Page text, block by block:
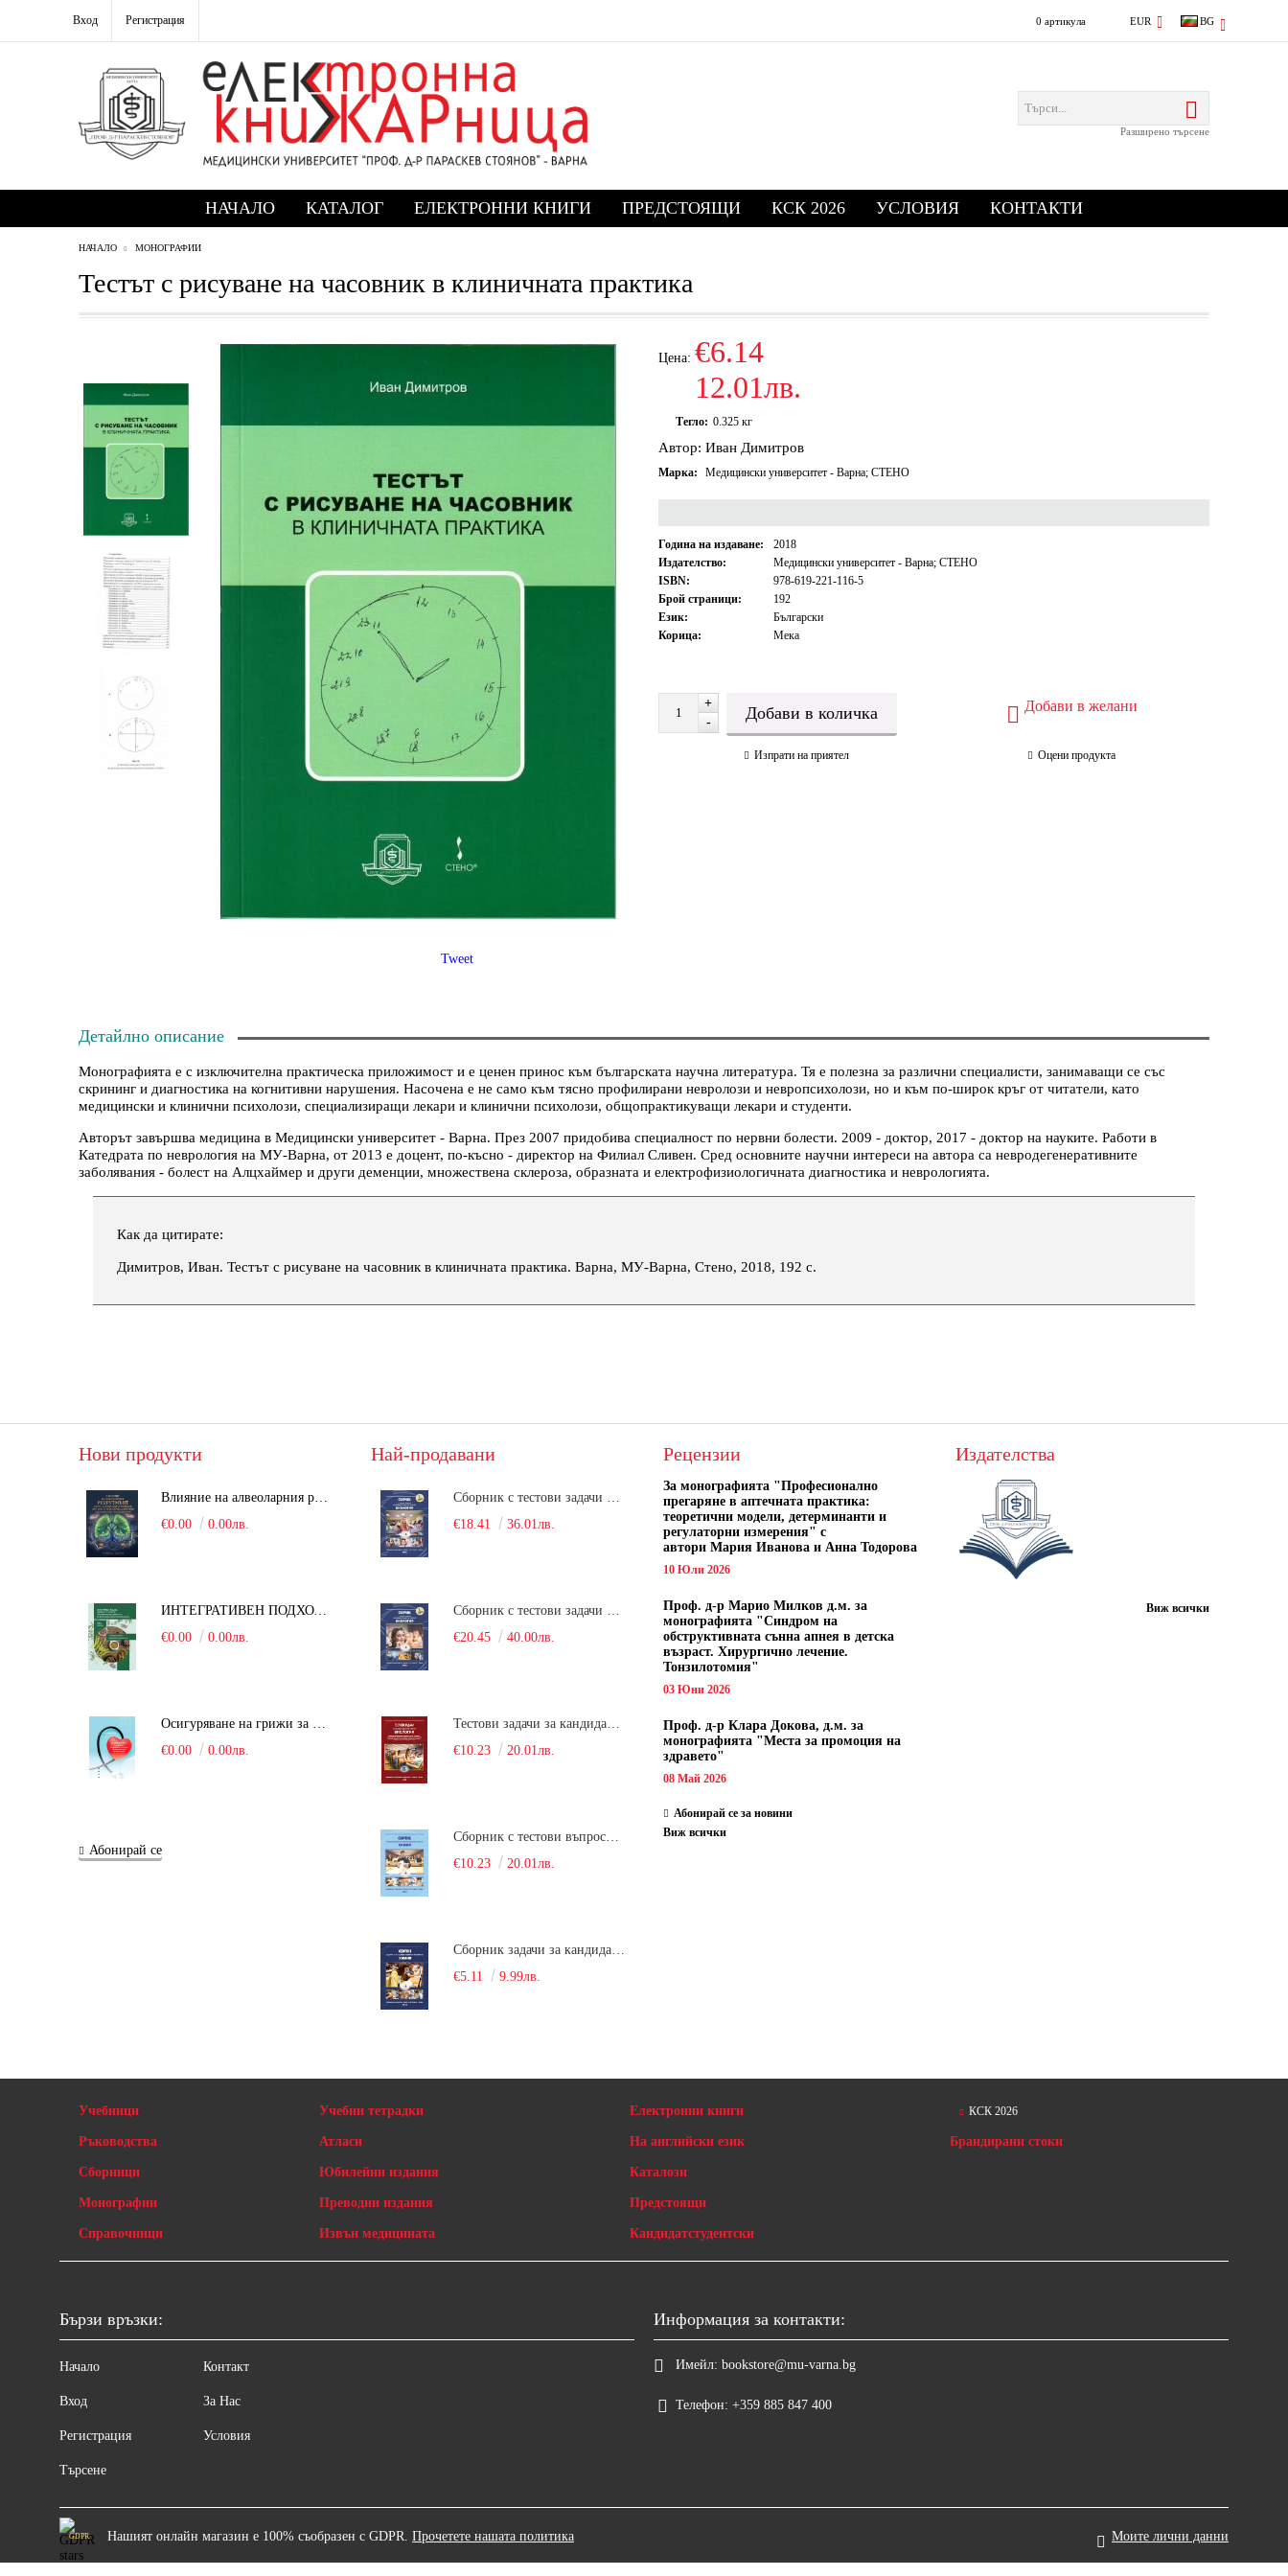
Вход Регистрация 0 артикула EUR BG
Разширено търсене
НАЧАЛО КАТАЛОГ ЕЛЕКТРОННИ КНИГИ ПРЕДСТОЯЩИ КСК 2026 УСЛОВИЯ КОНТАКТИ
НАЧАЛО МОНОГРАФИИ
Тестът с рисуване на часовник в клиничната практика
Цена: €6.14
12.01лв.
Тегло: 0.325 кг
Автор: Иван Димитров
Марка: Медицински университет - Варна; СТЕНО
Година на издаване:
2018
Издателство:
Медицински университет - Варна; СТЕНО
ISBN:
978-619-221-116-5
Брой страници:
192
Език:
Български
Корица:
Мека
+
-
Добави в желани
Изпрати на приятел Оцени продукта
Tweet
Детайлно описание
Монографията е с изключителна практическа приложимост и е ценен принос към българската научна литература. Тя е полезна за различни специалисти, занимаващи се със
скрининг и диагностика на когнитивни нарушения. Насочена е не само към тясно профилирани невролози и невропсихолози, но и към по-широк кръг от читатели, като
медицински и клинични психолози, специализиращи лекари и клинични психолози, общопрактикуващи лекари и студенти.
Авторът завършва медицина в Медицински университет - Варна. През 2007 придобива специалност по нервни болести. 2009 - доктор, 2017 - доктор на науките. Работи в
Катедрата по неврология на МУ-Варна, от 2013 е доцент, по-късно - директор на Филиал Сливен. Сред основните научни интереси на автора са невродегенеративните
заболявания - болест на Алцхаймер и други деменции, множествена склероза, образната и електрофизиологичната диагностика и неврологията.
Как да цитирате:
Димитров, Иван. Тестът с рисуване на часовник в клиничната практика. Варна, МУ-Варна, Стено, 2018, 192 с.
Нови продукти
Влияние на алвеоларния рекрутмънт върху белодробната функция при робот-асистирана хирургия в положение Тренделенбург
€0.00
0.00лв.
ИНТЕГРАТИВЕН ПОДХОД В БОРБАТА С COVID-19: От патогенезата на Sars-Cov-2 до фитомедицината и етноботаниката. Антивирусна активност и терапевтичен потенциал на българските лечебни растения
€0.00
0.00лв.
€0.00
0.00лв.
Абонирай се
Най-продавани
€18.41
36.01лв.
€20.45
40.00лв.
Тестови задачи за кандидатстудентски изпит по биология. Сборник
€10.23
20.01лв.
Сборник с тестови въпроси за кандидатстудентски изпит по химия. 2022
€10.23
20.01лв.
Сборник задачи за кандидатстудентски изпит по химия
€5.11
9.99лв.
Рецензии
За монографията "Професионално
прегаряне в аптечната практика:
теоретични модели, детерминанти и
регулаторни измерения" с
автори Мария Иванова и Анна Тодорова
10 Юли 2026
Проф. д-р Марио Милков д.м. за
монографията "Синдром на
обструктивната сънна апнея в детска
възраст. Хирургично лечение.
Тонзилотомия"
03 Юни 2026
Проф. д-р Клара Докова, д.м. за
монографията "Места за промоция на
здравето"
08 Май 2026
Абонирай се за новини
Виж всички
Издателства
Виж всички
Учебници
Ръководства
Сборници
Монографии
Справочници
Учебни тетрадки
Атласи
Юбилейни издания
Преводни издания
Извън медицината
Електронни книги
На английски език
Каталози
Предстоящи
Кандидатстудентски
КСК 2026
Брандирани стоки
Бързи връзки:
Начало
Вход
Регистрация
Търсене
Контакт
За Нас
Условия
Информация за контакти:
Имейл: bookstore@mu-varna.bg
Телефон: +359 885 847 400
GDPR Нашият онлайн магазин е 100% съобразен с GDPR. Прочетете нашата политика Моите лични данни